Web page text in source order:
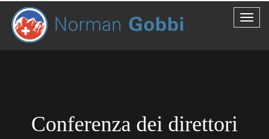
Conferenza dei direttori